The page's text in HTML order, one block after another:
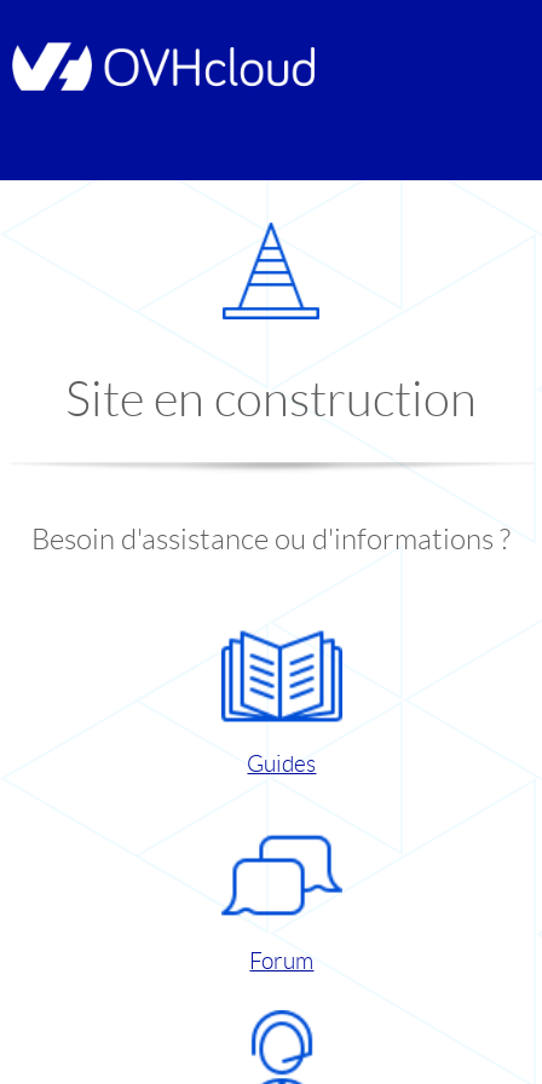
Site en construction
Besoin d'assistance ou d'informations ?
Guides
Forum